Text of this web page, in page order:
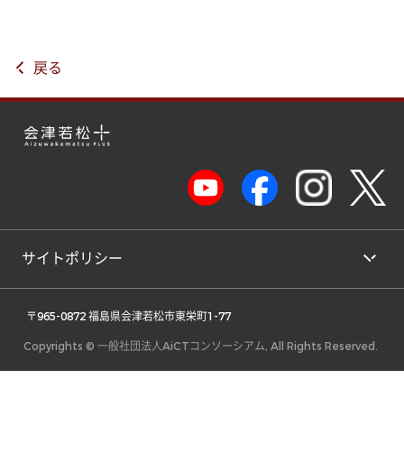
戻る
サイトポリシー
〒965-0872 福島県会津若松市東栄町1-77
Copyrights © 一般社団法人AiCTコンソーシアム, All Rights Reserved.